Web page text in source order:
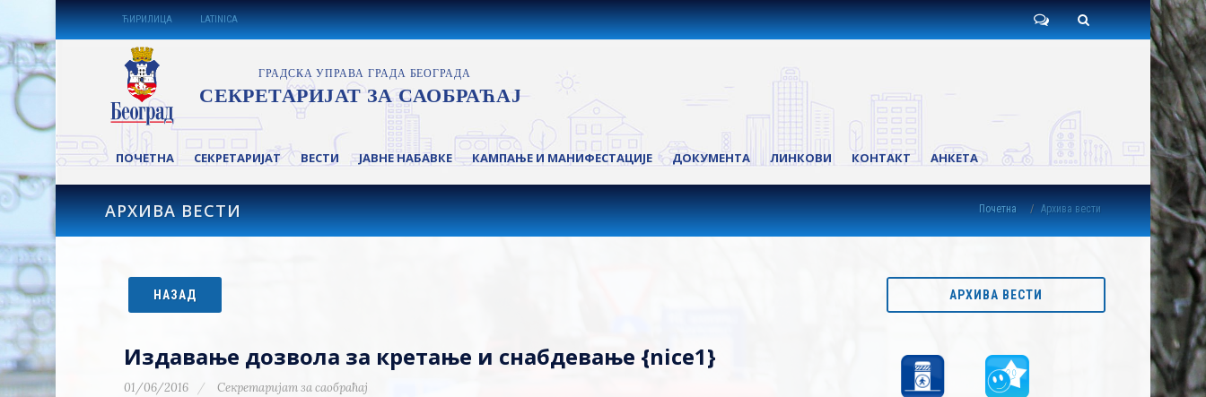
ЋИРИЛИЦА LATINICA
ПОЧЕТНА СЕКРЕТАРИЈАТ ВЕСТИ ЈАВНЕ НАБАВКЕ КАМПАЊЕ И МАНИФЕСТАЦИЈЕ ДОКУМЕНТА ЛИНКОВИ КОНТАКТ АНКЕТА
АРХИВА ВЕСТИ Почетна Архива вести
НАЗАД
Издавање дозвола за кретање и снабдевање {nice1}
01/06/2016 Секретаријат за саобраћај
АРХИВА ВЕСТИ